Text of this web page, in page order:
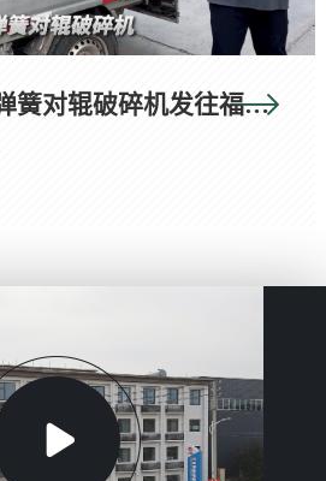
2PGT400*400弹簧对辊破碎机发往福建·厦门！